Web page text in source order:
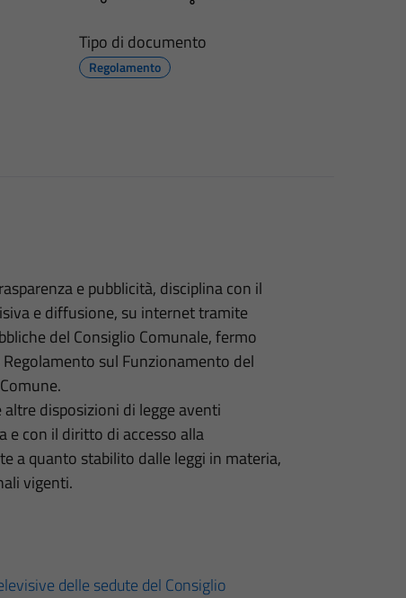
Tipo di documento
Regolamento
e pubblicità, disciplina con il
e diffusione, su internet tramite
del Consiglio Comunale, fermo
sul Funzionamento del
disposizioni di legge aventi
e con il diritto di accesso alla
a quanto stabilito dalle leggi in materia,
vigenti.
delle sedute del Consiglio